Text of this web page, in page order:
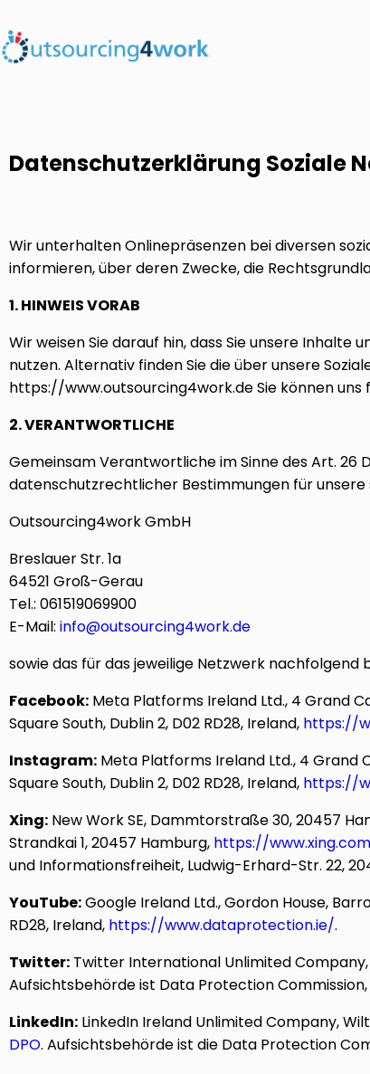
Datenschutzerklärung Soziale
Wir unterhalten Onlinepräsenzen bei diversen
informieren, über deren Zwecke, die
1. HINWEIS VORAB
Wir weisen Sie darauf hin, dass Sie unsere
nutzen. Alternativ finden Sie die über unsere
https://www.outsourcing4work.de Sie können
2. VERANTWORTLICHE
Gemeinsam Verantwortliche im Sinne des Art.
datenschutzrechtlicher Bestimmungen für
Outsourcing4work GmbH
Breslauer Str. 1a
64521 Groß-Gerau
Tel.: 061519069900
E-Mail: info@outsourcing4work.de
sowie das für das jeweilige Netzwerk
Facebook: Meta Platforms Ireland Ltd., 4 Grand
Square South, Dublin 2, D02 RD28, Ireland, https://
Instagram: Meta Platforms Ireland Ltd., 4 Grand
Square South, Dublin 2, D02 RD28, Ireland, https://
Xing: New Work SE, Dammtorstraße 30, 20457
Strandkai 1, 20457 Hamburg, https://
und Informationsfreiheit, Ludwig-Erhard-Str. 22,
YouTube:Google Ireland Ltd., Gordon House,
RD28, Ireland, https://www.dataprotection.ie/.
Twitter: Twitter International Unlimited Company,
Aufsichtsbehörde ist Data Protection Commission,
LinkedIn: LinkedIn Ireland Unlimited Company,
DPO. Aufsichtsbehörde ist die Data Protection